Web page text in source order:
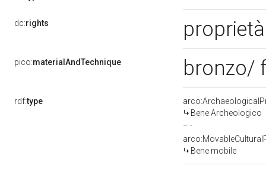
dc:rights
pico:materialAndTechnique bronzo/
rdf:type
Bene Archeologico
Bene mobile